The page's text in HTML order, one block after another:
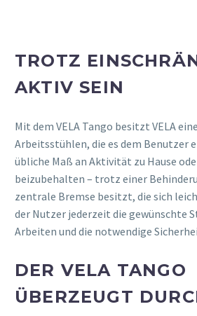
TROTZ
AKTIV SEIN
Mit dem VELA Tango besitzt VELA
Arbeitsstühlen, die es dem Benutzer
übliche Maß an Aktivität zu Hause
beizubehalten – trotz einer
zentrale Bremse besitzt, die sich
der Nutzer jederzeit die gewünschte
Arbeiten und die notwendige
DER VELA TANGO
ÜBERZEUGT